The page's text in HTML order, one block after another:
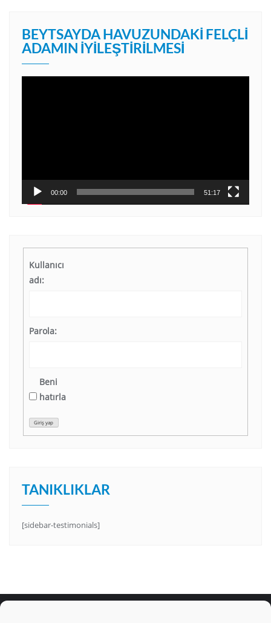
BEYTSAYDA HAVUZUNDAKI FELÇLI
ADAMIN İYILEŞTIRILMESI
00:00 51:17
Kullanıcı
adı:
Parola:
Beni
hatırla
Giriş yap
TANIKLIKLAR
[sidebar-testimonials]